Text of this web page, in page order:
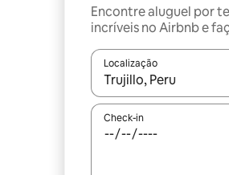
Encontre aluguel por
incríveis no Airbnb e
Localização
Quando os resultados
Check-in